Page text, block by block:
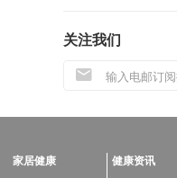
关注我们
家居健康 健康资讯